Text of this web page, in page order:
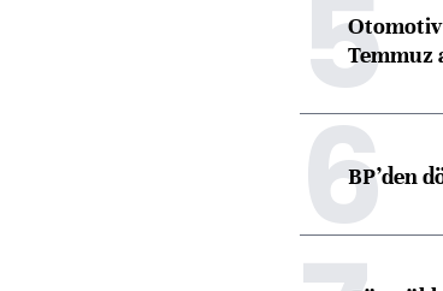
5Otomotiv
Temmuz
6BP’den